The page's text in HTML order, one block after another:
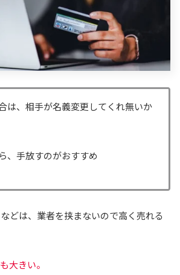
は、相手が名義変更してくれ無いか
、手放すのがおすすめ
どは、業者を挟まないので高く売れる
大きい。